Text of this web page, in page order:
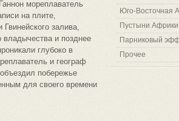
мореплаватель
на плите,
залива,
владычества и позднее
глубоко в
и географ
побережье
для своего времени
Юго-Восточная
Пустыни Африки
Парниковый
Прочее